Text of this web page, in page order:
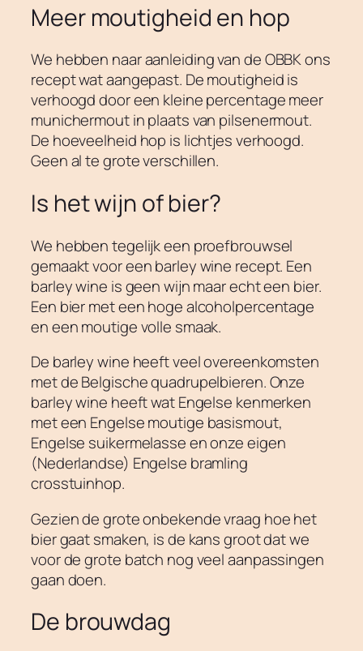
Meer moutigheid en hop
We hebben naar aanleiding van de OBBK ons
recept wat aangepast. De moutigheid is
verhoogd door een kleine percentage meer
munichermout in plaats van pilsenermout.
De hoeveelheid hop is lichtjes verhoogd.
Geen al te grote verschillen.
Is het wijn of bier?
We hebben tegelijk een proefbrouwsel
gemaakt voor een barley wine recept. Een
barley wine is geen wijn maar echt een bier.
Een bier met een hoge alcoholpercentage
en een moutige volle smaak.
De barley wine heeft veel overeenkomsten
met de Belgische quadrupelbieren. Onze
barley wine heeft wat Engelse kenmerken
met een Engelse moutige basismout,
Engelse suikermelasse en onze eigen
(Nederlandse) Engelse bramling
crosstuinhop.
Gezien de grote onbekende vraag hoe het
bier gaat smaken, is de kans groot dat we
voor de grote batch nog veel aanpassingen
gaan doen.
De brouwdag